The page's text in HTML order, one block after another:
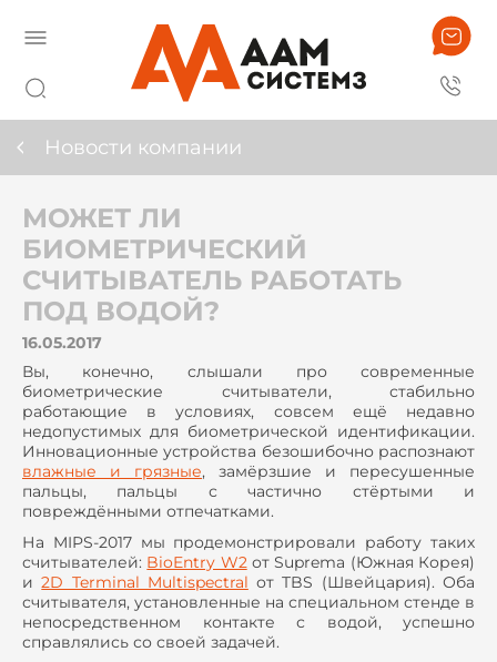
Новости компании
МОЖЕТ ЛИ
БИОМЕТРИЧЕСКИЙ
СЧИТЫВАТЕЛЬ РАБОТАТЬ
ПОД ВОДОЙ?
16.05.2017
Вы, конечно, слышали про современные
биометрические считыватели, стабильно
работающие в условиях, совсем ещё недавно
недопустимых для биометрической идентификации.
Инновационные устройства безошибочно распознают
влажные и грязные, замёрзшие и пересушенные
пальцы, пальцы с частично стёртыми и
повреждёнными отпечатками.
На MIPS-2017 мы продемонстрировали работу таких
считывателей: BioEntry W2от Suprema (Южная Корея)
и2D Terminal Multispectral от TBS (Швейцария). Оба
считывателя, установленные на специальном стенде в
непосредственном контакте с водой, успешно
справлялись со своей задачей.